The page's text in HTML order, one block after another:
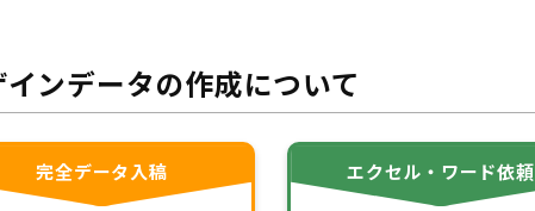
ンデータの作成について
完全データ入稿 エクセル・ワード依頼